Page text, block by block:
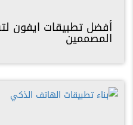
أفضل تطبيقات ايفون
المصممين